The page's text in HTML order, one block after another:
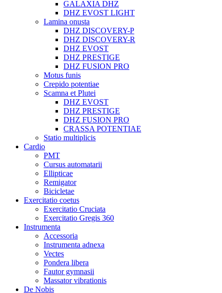
GALAXIA DHZ
DHZ EVOST LIGHT
Lamina onusta
DHZ DISCOVERY-P
DHZ DISCOVERY-R
DHZ EVOST
DHZ PRESTIGE
DHZ FUSION PRO
Motus funis
Crepido potentiae
Scamna et Plutei
DHZ EVOST
DHZ PRESTIGE
DHZ FUSION PRO
CRASSA POTENTIAE
Statio multiplicis
Cardio
PMT
Cursus automatarii
Ellipticae
Remigator
Bicicletae
Exercitatio coetus
Exercitatio Cruciata
Exercitatio Gregis 360
Instrumenta
Accessoria
Instrumenta adnexa
Vectes
Pondera libera
Fautor gymnasii
Massator vibrationis
De Nobis